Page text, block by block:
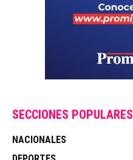
SECCIONES POPULARES
NACIONALES